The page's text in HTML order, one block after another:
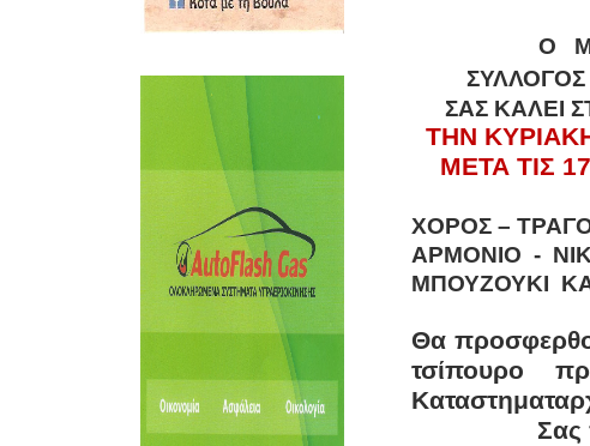
Ο
ΣΑΣ ΚΑΛΕΙ
ΤΗΝ
ΜΕΤΑ ΤΙΣ
ΧΟΡΟΣ –
ΑΡΜΟΝΙΟ -
ΜΠΟΥΖΟΥΚΙ
Θα
τσίπουρο
Σας